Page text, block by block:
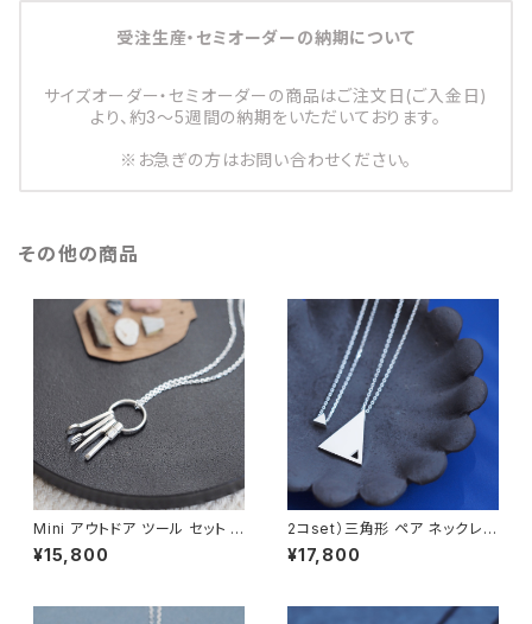
受注生産・セミオーダーの納期について
サイズオーダー・セミオーダーの商品はご注文日(ご入金日)
より、約3～5週間の納期をいただいております。
※お急ぎの方はお問い合わせください。
その他の商品
Mini アウトドア ツール セット メ
ンズ ネックレス シルバー925
¥15,800
2コset）三角形 ペア ネックレス
シルバー925
¥17,800